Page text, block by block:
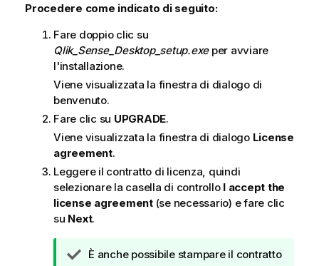
Procedere come indicato di seguito:
Fare doppio clic su
Qlik_Sense_Desktop_setup.exeper avviare
l'installazione.
Viene visualizzata la finestra di dialogo di
benvenuto.
Fare clic su UPGRADE.
Viene visualizzata la finestra di dialogo License
agreement.
Leggere il contratto di licenza, quindi
selezionare la casella di controllo I accept the
license agreement(se necessario) e fare clic
su Next.
N
È anche possibile stampare il contratto